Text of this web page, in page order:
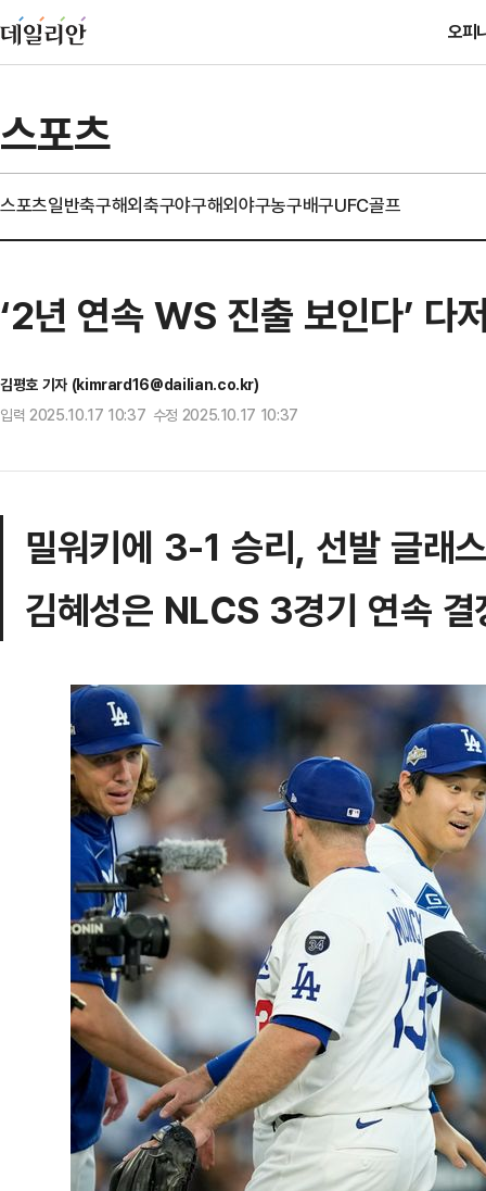
오피
스포츠
스포츠일반축구해외축구야구해외야구농구배구UFC골프
‘2년 연속 WS 진출 보인다’
김평호 기자 (kimrard16@dailian.co.kr)
입력 2025.10.17 10:37 수정 2025.10.17 10:37
밀워키에 3-1 승리, 선발 글래
김혜성은 NLCS 3경기 연속 결